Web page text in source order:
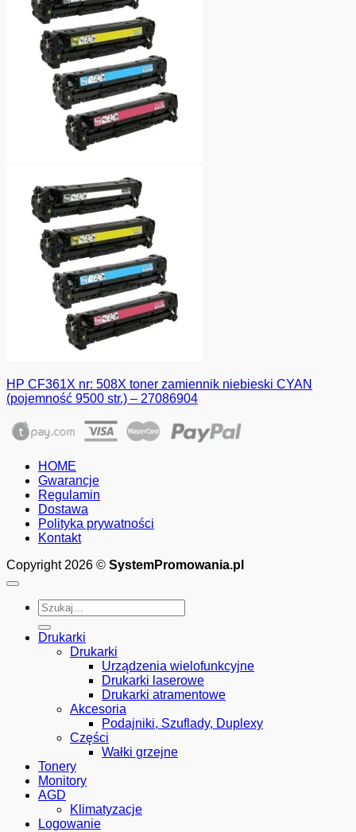
HP CF361X nr: 508X toner zamiennik niebieski CYAN
(pojemność 9500 str.) – 27086904
HOME
Gwarancje
Regulamin
Dostawa
Polityka prywatności
Kontakt
Copyright 2026 © SystemPromowania.pl
Szukaj:
Drukarki
Drukarki
Urządzenia wielofunkcyjne
Drukarki laserowe
Drukarki atramentowe
Akcesoria
Podajniki, Szuflady, Duplexy
Części
Wałki grzejne
Tonery
Monitory
AGD
Klimatyzacje
Logowanie